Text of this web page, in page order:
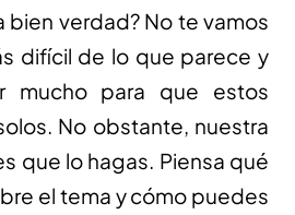
bien verdad? No te vamos
difícil de lo que parece y
mucho para que estos
No obstante, nuestra
que lo hagas. Piensa qué
el tema y cómo puedes